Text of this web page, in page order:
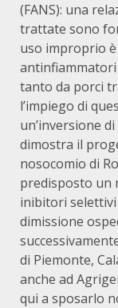
(FANS): una
trattate sono
uso improprio è
tanto da porci
l’impiego di
un’inversione
dimostra il
nosocomio di
predisposto un
inibitori selettivi
dimissione
di Piemonte,
anche ad
qui a sposarlo